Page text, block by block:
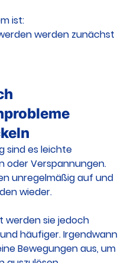
ist:
werden zunächst
sind es leichte
oder Verspannungen.
unregelmäßig auf und
wieder.
werden sie jedoch
häufiger. Irgendwann
Bewegungen aus, um